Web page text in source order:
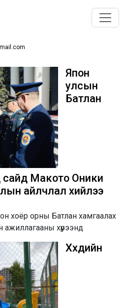
Япон
улсын
Батлан
Макото Оники
айлчлал хийлээ
хоёр орны Батлан хамгаалах
хүрээнд
Хүүхдийн